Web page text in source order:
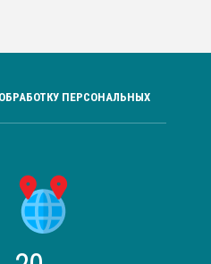
ПЕРСОНАЛЬНЫХ